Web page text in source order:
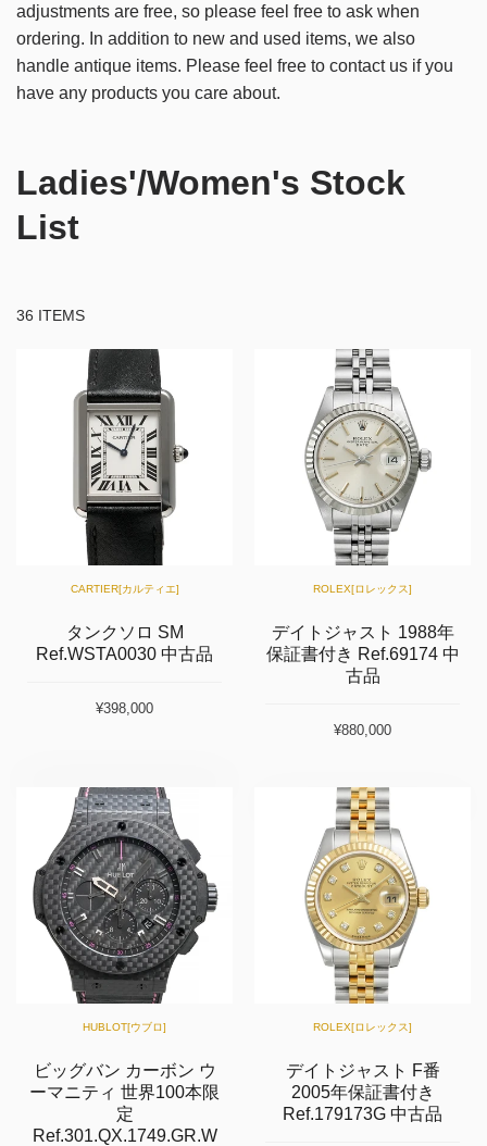
adjustments are free, so please feel free to ask when
ordering. In addition to new and used items, we also
handle antique items. Please feel free to contact us if you
have any products you care about.
Ladies'/Women's Stock
List
36 ITEMS
CARTIER[カルティエ]
タンクソロ SM
Ref.WSTA0030 中古品
¥398,000
ROLEX[ロレックス]
デイトジャスト 1988年
保証書付き Ref.69174 中
古品
¥880,000
HUBLOT[ウブロ]
ビッグバン カーボン ウ
ーマニティ 世界100本限
定
Ref.301.QX.1749.GR.W
ROLEX[ロレックス]
デイトジャスト F番
2005年保証書付き
Ref.179173G 中古品